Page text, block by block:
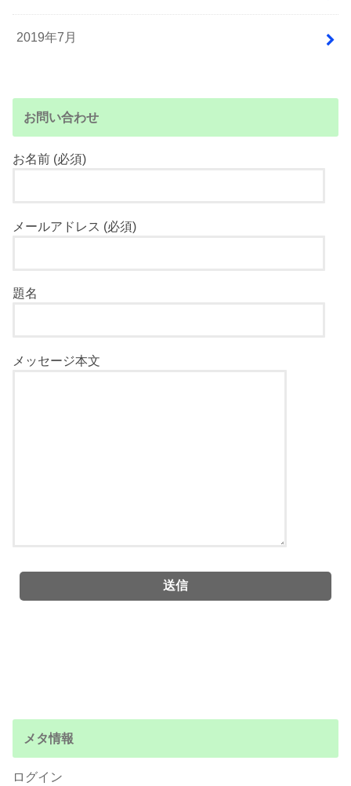
2019年7月
お問い合わせ
お名前 (必須)
メールアドレス (必須)
題名
メッセージ本文
メタ情報
ログイン